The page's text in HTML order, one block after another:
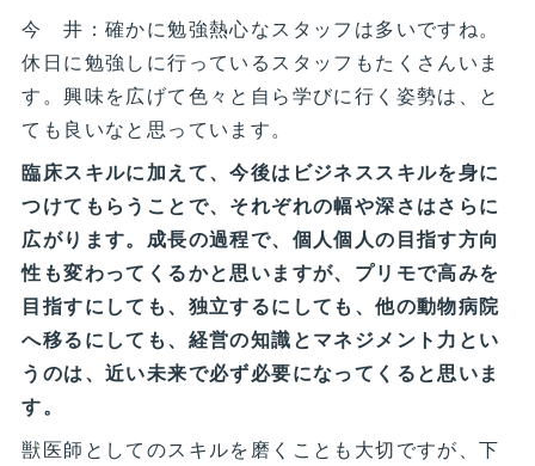
今 井：確かに勉強熱心なスタッフは多いですね。
休日に勉強しに行っているスタッフもたくさんいま
す。興味を広げて色々と自ら学びに行く姿勢は、と
ても良いなと思っています。
臨床スキルに加えて、今後はビジネススキルを身に
つけてもらうことで、それぞれの幅や深さはさらに
広がります。成長の過程で、個人個人の目指す方向
性も変わってくるかと思いますが、プリモで高みを
目指すにしても、独立するにしても、他の動物病院
へ移るにしても、経営の知識とマネジメント力とい
うのは、近い未来で必ず必要になってくると思いま
す。
獣医師としてのスキルを磨くことも大切ですが、下